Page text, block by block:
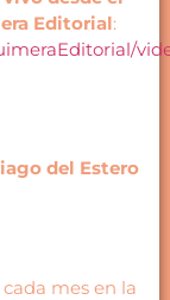
Editorial:
del Estero
mes en la